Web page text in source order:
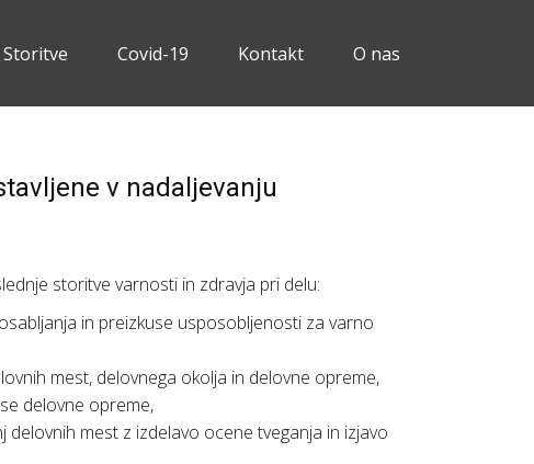
Storitve Covid-19 Kontakt O nas
v nadaljevanju
storitve varnosti in zdravja pri delu:
in preizkuse usposobljenosti za varno
mest, delovnega okolja in delovne opreme,
delovne opreme,
delovnih mest z izdelavo ocene tveganja in izjavo